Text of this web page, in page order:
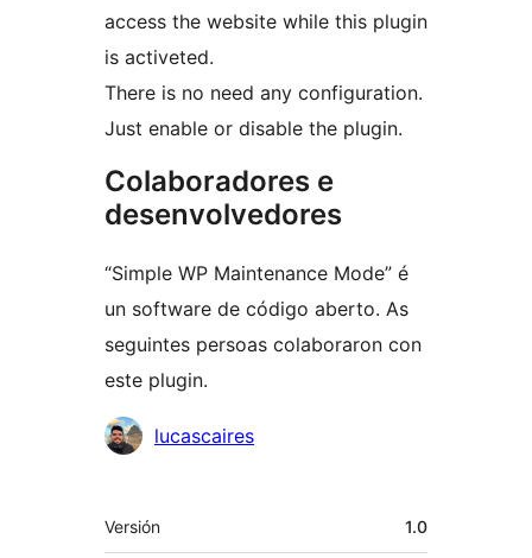
access the website while this plugin
is activeted.
There is no need any configuration.
Just enable or disable the plugin.
Colaboradores e
desenvolvedores
“Simple WP Maintenance Mode” é
un software de código aberto. As
seguintes persoas colaboraron con
este plugin.
Colaboradores
lucascaires
Meta
Versión 1.0